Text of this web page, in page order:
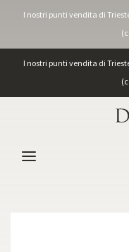
I nostri punti vendita di
I nostri punti vendita di